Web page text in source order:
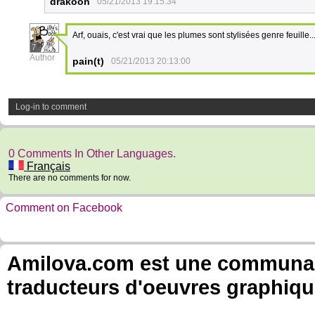
7
Author
Arf, ouais, c'est vrai que les plumes sont stylisées genre feuille...
pain(t) 05/21/2013 20:13:00
Log-in to comment
0 Comments In Other Languages.
Français
There are no comments for now.
Comment on Facebook
Amilova.com est une
traducteurs d'oeuvres